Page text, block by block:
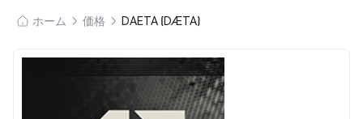
ホーム 価格 DAETA (DÆTA)